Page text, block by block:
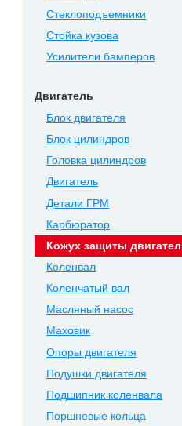
Стеклоподъемники
Стойка кузова
Усилители бамперов
Двигатель
Блок двигателя
Блок цилиндров
Головка цилиндров
Двигатель
Детали ГРМ
Карбюратор
Кожух защиты
Коленвал
Коленчатый вал
Масляный насос
Маховик
Опоры двигателя
Подушки двигателя
Подшипник коленвала
Поршневые кольца